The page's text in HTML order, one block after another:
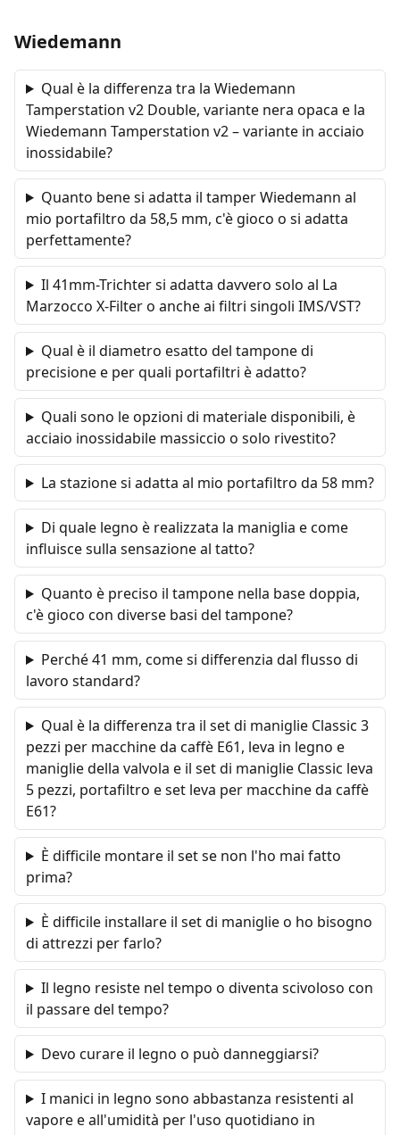
Wiedemann
Qual è la differenza tra la Wiedemann
Tamperstation v2 Double, variante nera opaca e la
Wiedemann Tamperstation v2 – variante in acciaio
inossidabile?
Quanto bene si adatta il tamper Wiedemann al
mio portafiltro da 58,5 mm, c'è gioco o si adatta
perfettamente?
Il 41mm-Trichter si adatta davvero solo al La
Marzocco X-Filter o anche ai filtri singoli IMS/VST?
Qual è il diametro esatto del tampone di
precisione e per quali portafiltri è adatto?
Quali sono le opzioni di materiale disponibili, è
acciaio inossidabile massiccio o solo rivestito?
La stazione si adatta al mio portafiltro da 58 mm?
Di quale legno è realizzata la maniglia e come
influisce sulla sensazione al tatto?
Quanto è preciso il tampone nella base doppia,
c'è gioco con diverse basi del tampone?
Perché 41 mm, come si differenzia dal flusso di
lavoro standard?
Qual è la differenza tra il set di maniglie Classic 3
pezzi per macchine da caffè E61, leva in legno e
maniglie della valvola e il set di maniglie Classic leva
5 pezzi, portafiltro e set leva per macchine da caffè
E61?
È difficile montare il set se non l'ho mai fatto
prima?
È difficile installare il set di maniglie o ho bisogno
di attrezzi per farlo?
Il legno resiste nel tempo o diventa scivoloso con
il passare del tempo?
Devo curare il legno o può danneggiarsi?
I manici in legno sono abbastanza resistenti al
vapore e all'umidità per l'uso quotidiano in